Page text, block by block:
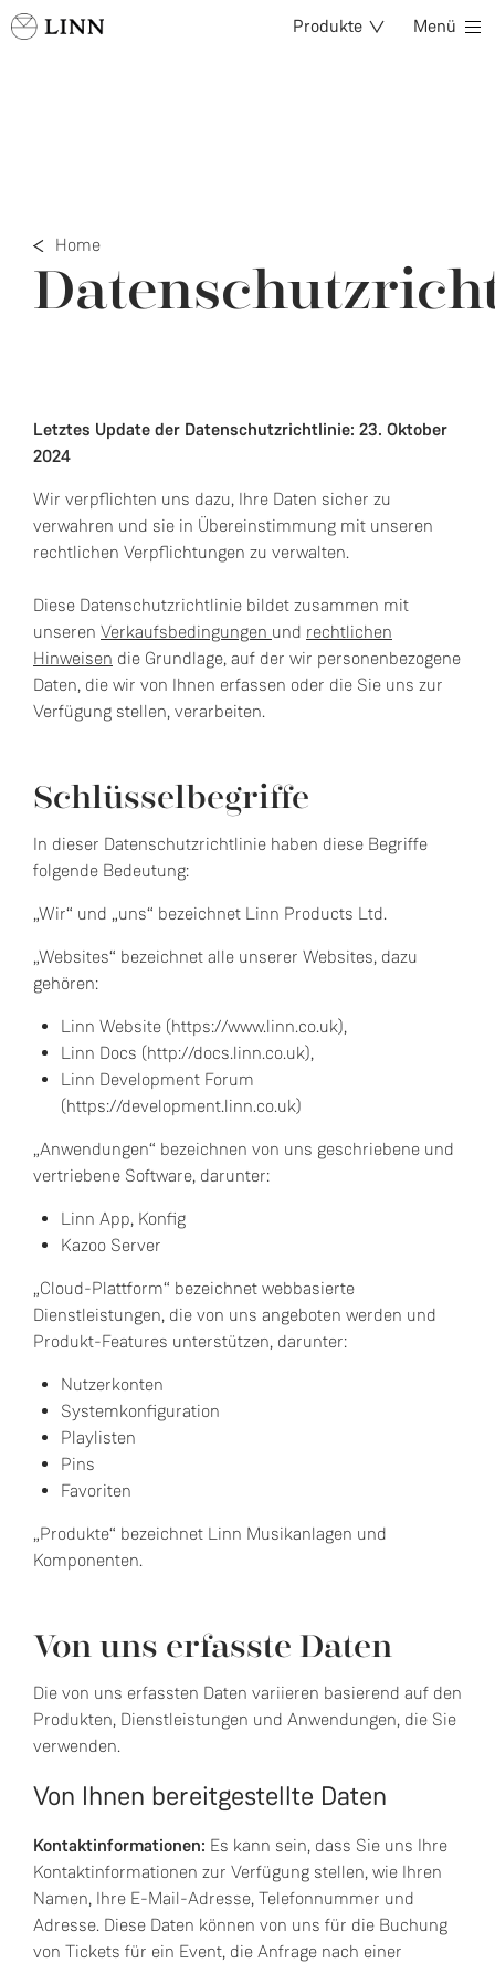
Produkte Menü
Home
Schlüsselbegriffe
In dieser Datenschutzrichtlinie haben diese Begriffe
folgende Bedeutung:
„Wir“ und „uns“ bezeichnet Linn Products Ltd.
„Websites“ bezeichnet alle unserer Websites, dazu
gehören:
Linn Website (https://www.linn.co.uk),
Linn Docs (http://docs.linn.co.uk),
Linn Development Forum
(https://development.linn.co.uk)
„Anwendungen“ bezeichnen von uns geschriebene und
vertriebene Software, darunter:
Linn App, Konfig
Kazoo Server
„Cloud-Plattform“ bezeichnet webbasierte
Dienstleistungen, die von uns angeboten werden und
Produkt-Features unterstützen, darunter:
Nutzerkonten
Systemkonfiguration
Playlisten
Pins
Favoriten
„Produkte“ bezeichnet Linn Musikanlagen und
Komponenten.
Von uns erfasste Daten
Die von uns erfassten Daten variieren basierend auf den
Produkten, Dienstleistungen und Anwendungen, die Sie
verwenden.
Von Ihnen bereitgestellte Daten
Kontaktinformationen: Es kann sein, dass Sie uns Ihre
Kontaktinformationen zur Verfügung stellen, wie Ihren
Namen, Ihre E-Mail-Adresse, Telefonnummer und
Adresse. Diese Daten können von uns für die Buchung
von Tickets für ein Event, die Anfrage nach einer
Letztes Update der Datenschutzrichtlinie: 23. Oktober
2024
Wir verpflichten uns dazu, Ihre Daten sicher zu
verwahren und sie in Übereinstimmung mit unseren
rechtlichen Verpflichtungen zu verwalten.
Diese Datenschutzrichtlinie bildet zusammen mit
unseren Verkaufsbedingungen und rechtlichen
Hinweisen die Grundlage, auf der wir personenbezogene
Daten, die wir von Ihnen erfassen oder die Sie uns zur
Verfügung stellen, verarbeiten.